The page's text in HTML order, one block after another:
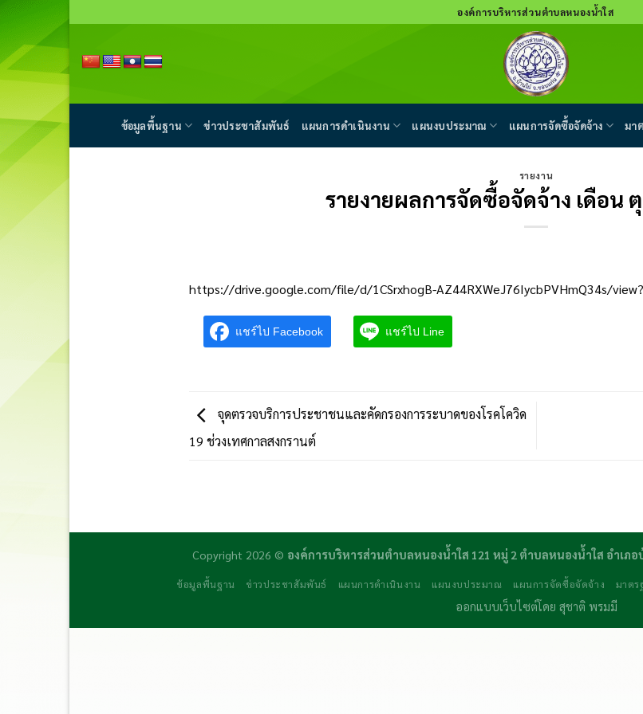
to
content
องค์การบริหารส่วนตำบลหนองน้ำใส
ข้อมูลพื้นฐาน ข่าวประชาสัมพันธ์ แผนการดำเนินงาน แผนงบประมาณ แผนการจัดซื้อจัดจ้าง มา
รายงาน
รายงายผลการจัดซื้อจัดจ้าง เดือน
https://drive.google.com/file/d/1CSrxhogB-AZ44RXWeJ76IycbPVHmQ34s/
แชร์ไป Facebook แชร์ไป Line
จุดตรวจบริการประชาชนและคัดกรองการระบาดของโรคโควิด
19 ช่วงเทศกาลสงกรานต์
Copyright 2026 © องค์การบริหารส่วนตำบลหนองน้ำใส 121 หมู่ 2 ตำบลหนองน้ำใส อำเภอ
ข้อมูลพื้นฐาน ข่าวประชาสัมพันธ์ แผนการดำเนินงาน แผนงบประมาณ แผนการจัดซื้อจัดจ้าง มาตร
ออกแบบเว็บไซต์โดย สุชาติ พรมมี